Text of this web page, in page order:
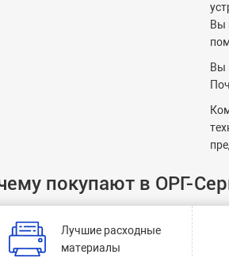
Вы
Вы
покупают в ОРГ-
Лучшие расходные
материалы